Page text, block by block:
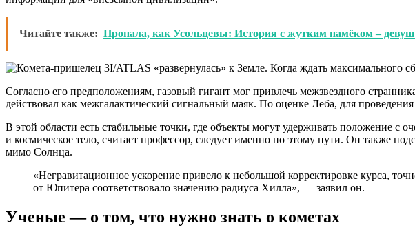
Читайте также: Пропала, как Усольцевы: История с жутким намёком –
Согласно его предположениям, газовый гигант мог привлечь межзвездного
действовал как межгалактический сигнальный маяк. По оценке Леба, для
В этой области есть стабильные точки, где объекты могут удерживать положение с
и космическое тело, считает профессор, следует именно по этому пути. Он также
мимо Солнца.
«Негравитационное ускорение привело к небольшой корректировке курса,
от Юпитера соответствовало значению радиуса Хилла», — заявил он.
Ученые — о том, что нужно знать о кометах